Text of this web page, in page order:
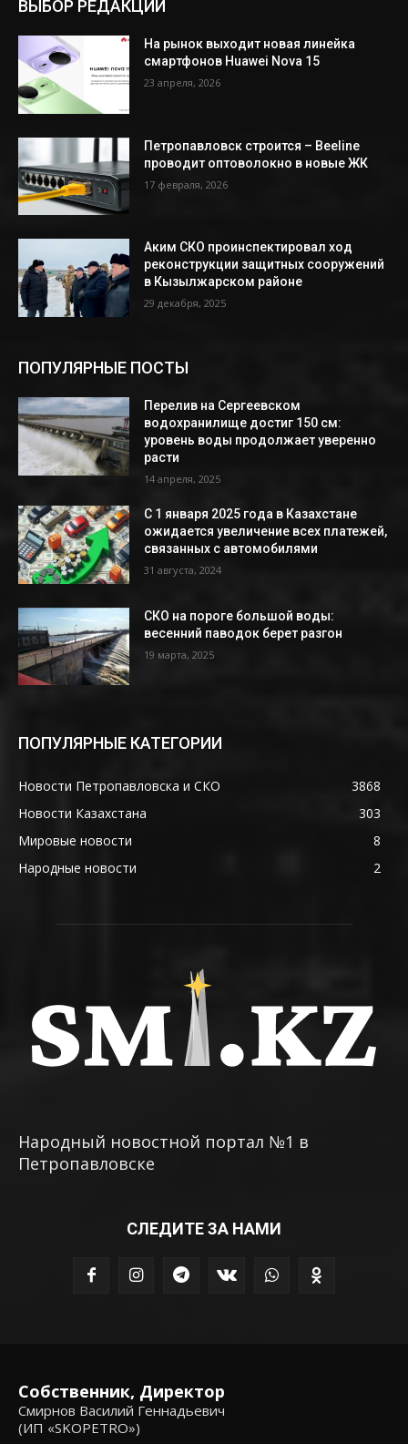
ВЫБОР РЕДАКЦИИ
На рынок выходит новая линейка
смартфонов Huawei Nova 15
23 апреля, 2026
Петропавловск строится – Beeline
проводит оптоволокно в новые ЖК
17 февраля, 2026
Аким СКО проинспектировал ход
реконструкции защитных сооружений
в Кызылжарском районе
29 декабря, 2025
ПОПУЛЯРНЫЕ ПОСТЫ
Перелив на Сергеевском
водохранилище достиг 150 см:
уровень воды продолжает уверенно
расти
14 апреля, 2025
С 1 января 2025 года в Казахстане
ожидается увеличение всех платежей,
связанных с автомобилями
31 августа, 2024
СКО на пороге большой воды:
весенний паводок берет разгон
19 марта, 2025
ПОПУЛЯРНЫЕ КАТЕГОРИИ
Новости Петропавловска и СКО
3868
Новости Казахстана
303
Мировые новости
8
Народные новости
2
Народный новостной портал №1 в
Петропавловске
СЛЕДИТЕ ЗА НАМИ
Собственник, Директор
Смирнов Василий Геннадьевич
(ИП «SKOPETRO»)